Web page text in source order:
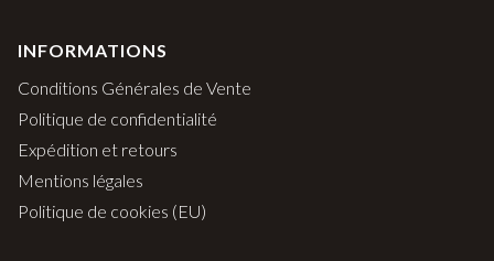
INFORMATIONS
Conditions Générales de Vente
Politique de confidentialité
Expédition et retours
Mentions légales
Politique de cookies (EU)